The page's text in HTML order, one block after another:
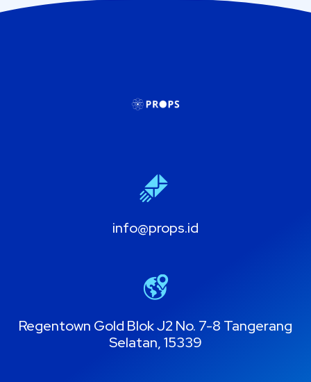
info@props.id
Regentown Gold Blok J2 No. 7-8 Tangerang
Selatan, 15339